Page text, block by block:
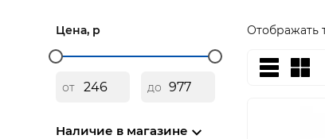
Цена, р
от до
Наличие в магазине
Отображать